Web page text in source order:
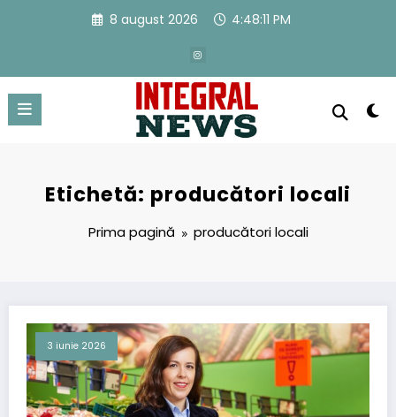
8 august 2026 4:48:12 PM
Etichetă: producători locali
Prima pagină producători locali
3 iunie 2026